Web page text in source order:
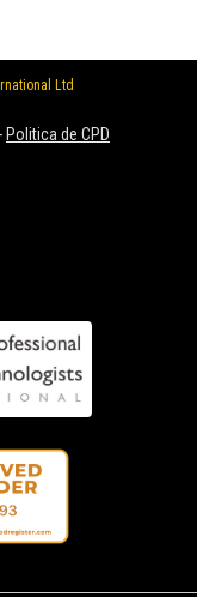
Ltd
- Politica de CPD